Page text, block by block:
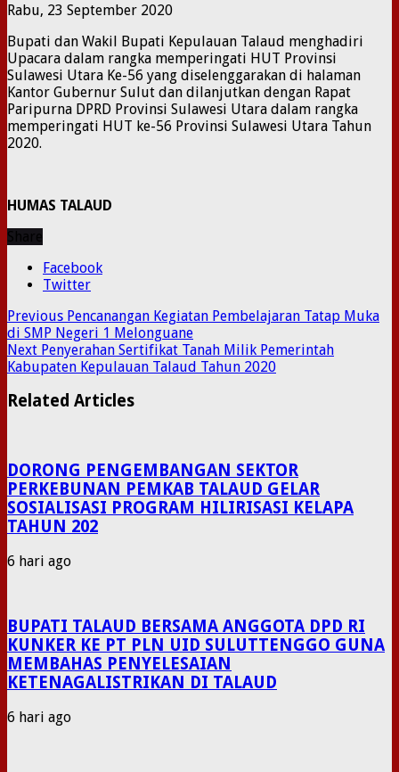
Rabu, 23 September 2020
Bupati dan Wakil Bupati Kepulauan Talaud menghadiri
Upacara dalam rangka memperingati HUT Provinsi
Sulawesi Utara Ke-56 yang diselenggarakan di halaman
Kantor Gubernur Sulut dan dilanjutkan dengan Rapat
Paripurna DPRD Provinsi Sulawesi Utara dalam rangka
memperingati HUT ke-56 Provinsi Sulawesi Utara Tahun
2020.
HUMAS TALAUD
Facebook
Twitter
Previous Pencanangan Kegiatan Pembelajaran Tatap Muka
di SMP Negeri 1 Melonguane
Next Penyerahan Sertifikat Tanah Milik Pemerintah
Kabupaten Kepulauan Talaud Tahun 2020
Related Articles
DORONG PENGEMBANGAN SEKTOR
PERKEBUNAN PEMKAB TALAUD GELAR
SOSIALISASI PROGRAM HILIRISASI KELAPA
TAHUN 202
6 hari ago
BUPATI TALAUD BERSAMA ANGGOTA DPD RI
KUNKER KE PT PLN UID SULUTTENGGO GUNA
MEMBAHAS PENYELESAIAN
KETENAGALISTRIKAN DI TALAUD
6 hari ago